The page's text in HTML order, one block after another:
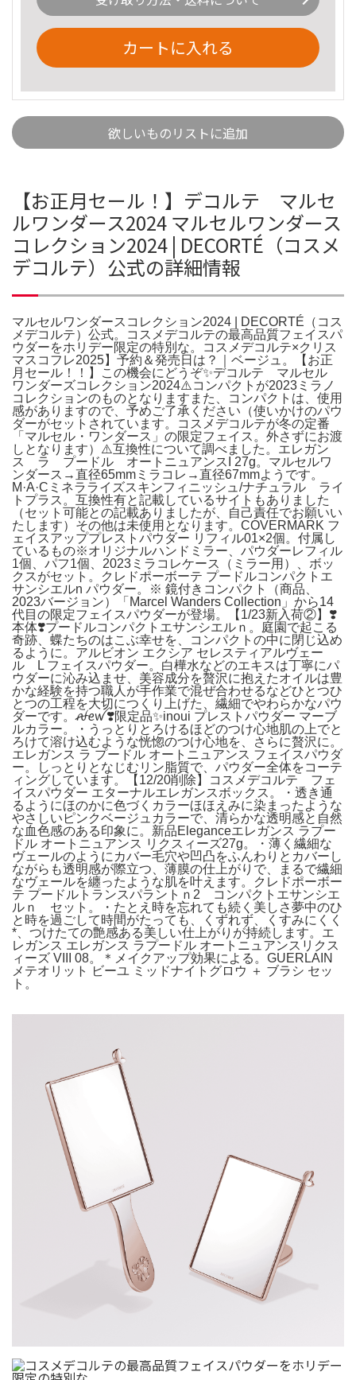
カートに入れる
欲しいものリストに追加
【お正月セール！】デコルテ マルセ
ルワンダース2024 マルセルワンダース
コレクション2024 | DECORTÉ（コスメ
デコルテ）公式の詳細情報
マルセルワンダースコレクション2024 | DECORTÉ（コス
メデコルテ）公式。コスメデコルテの最高品質フェイスパ
ウダーをホリデー限定の特別な。コスメデコルテ×クリス
マスコフレ2025】予約＆発売日は？｜ベージュ。【お正
月セール！！】この機会にどうぞ✨デコルテ マルセル
ワンダーズコレクション2024⚠️コンパクトが2023ミラノ
コレクションのものとなりますまた、コンパクトは、使用
感がありますので、予めご了承ください（使いかけのパウ
ダーがセットされています。コスメデコルテが冬の定番
「マルセル・ワンダース」の限定フェイス。外さずにお渡
しとなります）⚠️互換性について調べました。エレガン
ス ラ プードル オートニュアンスI 27g。マルセルワ
ンダース→直径65mmミラコレ→直径67mmようです。
M·A·Cミネラライズスキンフィニッシュ/ナチュラル ライ
トプラス。互換性有と記載しているサイトもありました
（セット可能との記載ありましたが、自己責任でお願いい
たします）その他は未使用となります。COVERMARK フ
ェイスアッププレストパウダー リフィル01×2個。付属し
ているもの※オリジナルハンドミラー、パウダーレフィル
1個、パフ1個、2023ミラコレケース（ミラー用）、ボッ
クスがセット。クレドポーボーテ プードルコンパクトエ
サンシエルn パウダー。※ 鏡付きコンパクト（商品、
2023バージョン）「Marcel Wanders Collection」から14
代目の限定フェイスパウダーが登場。【1/23新入荷②】❣️
本体❣️プードルコンパクトエサンシエルｎ。庭園で起こる
奇跡、蝶たちのはこぶ幸せを、コンパクトの中に閉じ込め
るように。アルビオン エクシア セレスティアルヴェー
ル L フェイスパウダー。白樺水などのエキスは丁寧にパ
ウダーに沁み込ませ、美容成分を贅沢に抱えたオイルは豊
かな経験を持つ職人が手作業で混ぜ合わせるなどひとつひ
とつの工程を大切につくり上げた、繊細でやわらかなパウ
ダーです。ꫛꫀꪝ❣️限定品✨inoui プレストパウダー マーブ
ルカラー。・うっとりとろけるほどのつけ心地肌の上でと
ろけて溶け込むような恍惚のつけ心地を、さらに贅沢に。
エレガンス ラ プードル オートニュアンス フェイスパウダ
ー。しっとりとなじむリン脂質で、パウダー全体をコーテ
ィングしています。【12/20削除】コスメデコルテ フェ
イスパウダー エターナルエレガンスボックス。・透き通
るようにほのかに色づくカラーほほえみに染まったような
やさしいピンクベージュカラーで、清らかな透明感と自然
な血色感のある印象に。新品Eleganceエレガンス ラプー
ドル オートニュアンス リクスィーズ27g。・薄く繊細な
ヴェールのようにカバー毛穴や凹凸をふんわりとカバーし
ながらも透明感が際立つ、薄膜の仕上がりで、まるで繊細
なヴェールを纏ったような肌を叶えます。クレドポーボー
テ プードルトランスパラントｎ2 コンパクトエサンシエ
ルｎ セット。・たとえ時を忘れても続く美しさ夢中のひ
と時を過ごして時間がたっても、くずれず、くすみにくく
*、つけたての艶感ある美しい仕上がりが持続します。エ
レガンス エレガンス ラプードル オートニュアンスリクス
ィーズ VIII 08。＊メイクアップ効果による。GUERLAIN
メテオリット ビーユ ミッドナイトグロウ ＋ ブラシ セッ
ト。